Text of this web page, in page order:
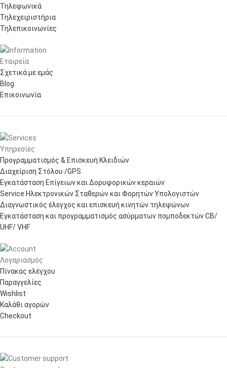
Τηλεφωνικά
Τηλεχειριστήρια
Τηλεπικοινωνίες
Εταιρεία
Σχετικά με εμάς
Blog
Επικοινωνία
Υπηρεσίες
Προγραμματισμός & Επισκευή Κλειδιών
Διαχείριση Στόλου /GPS
Εγκατάσταση Επίγειων και Δορυφορικών κεραιών
Service Ηλεκτρονικών Σταθερών και Φορητών Υπολογιστών
Διαγνωστικός έλεγχος και επισκευή κινητών τηλεφώνων
Εγκατάσταση και προγραμματισμός ασύρματων πομποδεκτών CB/
UHF/ VHF
Λογαριασμός
Πίνακας ελέγχου
Παραγγελίες
Wishlist
Καλάθι αγορών
Checkout